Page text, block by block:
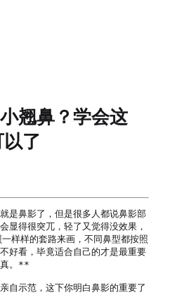
翘鼻？学会这
了
是鼻影了，但是很多人都说鼻影部
显得很突兀，轻了又觉得没效果，
样样的套路来画，不同鼻型都按照
好看，毕竟适合自己的才是最重要
真。**
自示范，这下你明白鼻影的重要了